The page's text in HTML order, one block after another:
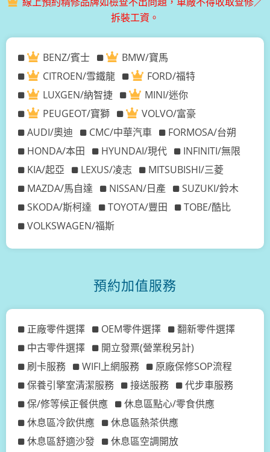
拆裝工資。
BENZ/賓士
BMW/寶馬
CITROEN/雪鐵龍
FORD/福特
LUXGEN/納智捷
MINI/迷你
PEUGEOT/寶獅
VOLVO/富豪
AUDI/奧迪
CMC/中華汽車
FORMOSA/台朔
HONDA/本田
HYUNDAI/現代
INFINITI/無限
KIA/起亞
LEXUS/凌志
MITSUBISHI/三菱
MAZDA/馬自達
NISSAN/日產
SUZUKI/鈴木
SKODA/斯柯達
TOYOTA/豐田
TOBE/酷比
VOLKSWAGEN/福斯
預約加值服務
正廠零件選擇 OEM零件選擇
翻新零件選擇
中古零件選擇
開立發票(營業稅另計)
刷卡服務
WIFI上網服務
原廠保修SOP流程
保養引擎室清潔服務
接送服務
代步車服務
保/修等候正餐供應
休息區點心/零食供應
休息區冷飲供應
休息區熱茶供應
休息區舒適沙發
休息區空調開放